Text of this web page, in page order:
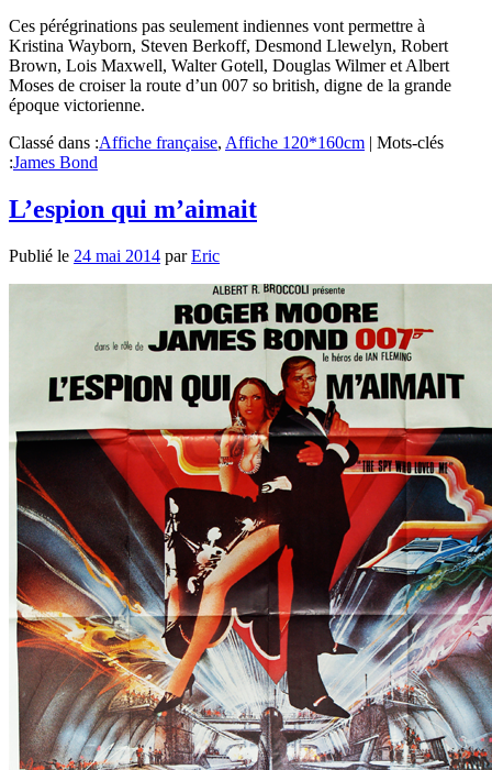
Ces pérégrinations pas seulement indiennes vont permettre à
Kristina Wayborn, Steven Berkoff, Desmond Llewelyn, Robert
Brown, Lois Maxwell, Walter Gotell, Douglas Wilmer et Albert
Moses de croiser la route d’un 007 so british, digne de la grande
époque victorienne.
Classé dans :Affiche française, Affiche 120*160cm | Mots-clés
:James Bond
L’espion qui m’aimait
Publié le 24 mai 2014 parEric